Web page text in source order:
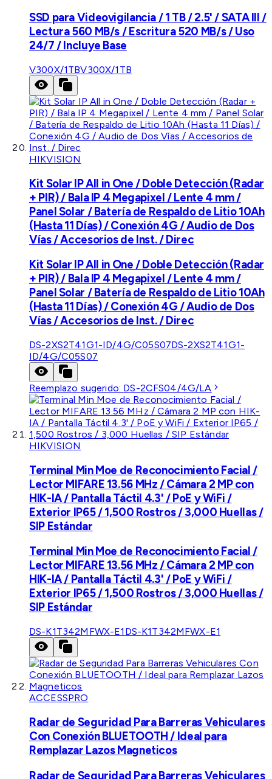
SSD para Videovigilancia / 1 TB / 2.5' / SATA III /
Lectura 560 MB/s / Escritura 520 MB/s / Uso
24/7 / Incluye Base
V300X/1TBV300X/1TB
HIKVISION
Kit Solar IP All in One / Doble Detección (Radar
+ PIR) / Bala IP 4 Megapixel / Lente 4 mm /
Panel Solar / Batería de Respaldo de Litio 10Ah
(Hasta 11 Días) / Conexión 4G / Audio de Dos
Vías / Accesorios de Inst. / Direc
Kit Solar IP All in One / Doble Detección (Radar
+ PIR) / Bala IP 4 Megapixel / Lente 4 mm /
Panel Solar / Batería de Respaldo de Litio 10Ah
(Hasta 11 Días) / Conexión 4G / Audio de Dos
Vías / Accesorios de Inst. / Direc
DS-2XS2T41G1-ID/4G/C05S07DS-2XS2T41G1-
ID/4G/C05S07
Reemplazo sugerido: DS-2CFS04/4G/LA
HIKVISION
Terminal Min Moe de Reconocimiento Facial /
Lector MIFARE 13.56 MHz / Cámara 2 MP con
HIK-IA / Pantalla Táctil 4.3' / PoE y WiFi /
Exterior IP65 / 1,500 Rostros / 3,000 Huellas /
SIP Estándar
Terminal Min Moe de Reconocimiento Facial /
Lector MIFARE 13.56 MHz / Cámara 2 MP con
HIK-IA / Pantalla Táctil 4.3' / PoE y WiFi /
Exterior IP65 / 1,500 Rostros / 3,000 Huellas /
SIP Estándar
DS-K1T342MFWX-E1 DS-K1T342MFWX-E1
ACCESSPRO
Radar de Seguridad Para Barreras Vehiculares
Con Conexión BLUETOOTH / Ideal para
Remplazar Lazos Magneticos
Radar de Seguridad Para Barreras Vehiculares